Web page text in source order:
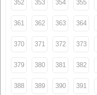
352 353 354 355
361 362 363 364
370 371 372 373
379 380 381 382
388 389 390 391